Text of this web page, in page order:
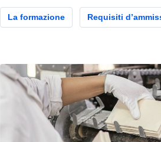
La formazione Requisiti